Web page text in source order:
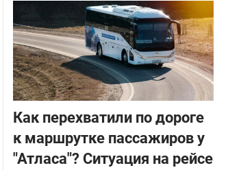
Как перехватили по дороге
к маршрутке пассажиров у
"Атласа"? Ситуация на рейсе